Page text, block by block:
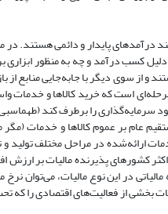
درآمدهای پایدار و دائمی هستند.
کسب درآمد و چه به منظور ابزاری
و از سوی دیگر با جابه‌جایی منابع از
است که خرید کالاها و خدمات
را برطرف کند (طهماسبی،
عام بر عموم کالاها و خدمات
ارائه‌شده در مراحل مختلف تولید و
کشورهای پذیرنده مالیات بر
در این نوع مالیات، می‌توان نرخ
بخشی از فعالیت‌های اقتصادی را